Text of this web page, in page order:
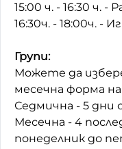
15:00 ч. - 16:30 ч. -
16:30ч. - 18:00ч. -
Групи:
Можете да
месечна форма
Седмична - 5 дни
Месечна - 4
понеделник до